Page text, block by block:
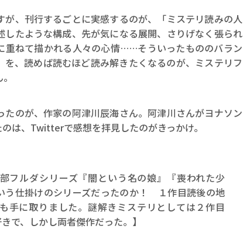
が、刊行するごとに実感するのが、「ミステリ読みの人
たような構成、先が気になる展開、さりげなく張られ
重ねて描かれる人々の心情……そういったもののバラン
、読めば読むほど読み解きたくなるのが、ミステリフ
のが、作家の阿津川辰海さん。阿津川さんがヨナソン
は、Twitterで感想を拝見したのがきっかけ。
フルダシリーズ『闇という名の娘』『喪われた少
仕掛けのシリーズだったのか！ １作目読後の地
手に取りました。謎解きミステリとしては２作目
で、しかし両者傑作だった。】